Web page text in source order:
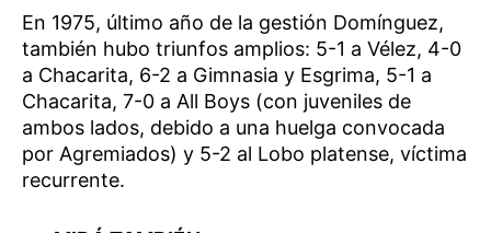
En 1975, último año de la gestión Domínguez,
también hubo triunfos amplios: 5-1 a Vélez, 4-0
a Chacarita, 6-2 a Gimnasia y Esgrima, 5-1 a
Chacarita, 7-0 a All Boys (con juveniles de
ambos lados, debido a una huelga convocada
por Agremiados) y 5-2 al Lobo platense, víctima
recurrente.